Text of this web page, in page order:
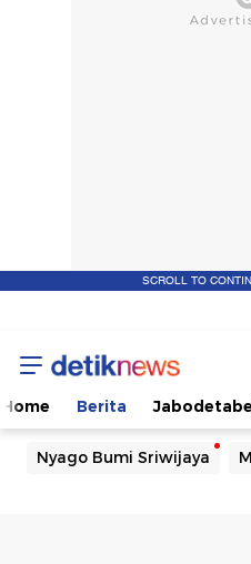
SCROLL TO
Home Berita
Nyago Bumi Sriwijaya